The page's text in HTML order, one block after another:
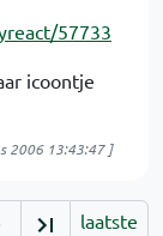
57733
icoontje
2006 13:43:47]
laatste